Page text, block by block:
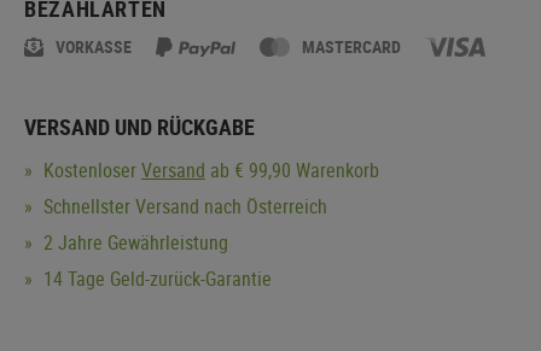
BEZAHLARTEN
VORKASSE MASTERCARD
VERSAND UND RÜCKGABE
KostenloserVersand ab € 99,90 Warenkorb
Schnellster Versand nach Österreich
2 Jahre Gewährleistung
14 Tage Geld-zurück-Garantie